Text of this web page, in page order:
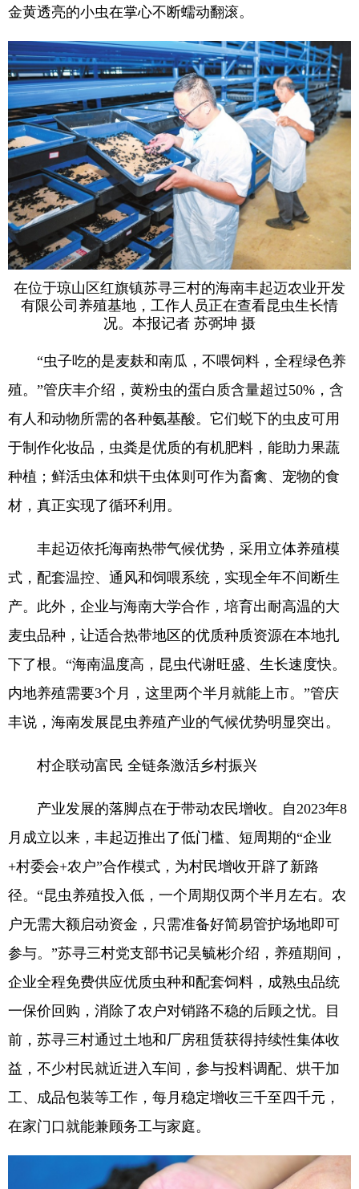
金黄透亮的小虫在掌心不断蠕动翻滚。
在位于琼山区红旗镇苏寻三村的海南丰起迈农业开发
有限公司养殖基地，工作人员正在查看昆虫生长情
况。本报记者 苏弼坤 摄
“虫子吃的是麦麸和南瓜，不喂饲料，全程绿色养
殖。”管庆丰介绍，黄粉虫的蛋白质含量超过50%，含
有人和动物所需的各种氨基酸。它们蜕下的虫皮可用
于制作化妆品，虫粪是优质的有机肥料，能助力果蔬
种植；鲜活虫体和烘干虫体则可作为畜禽、宠物的食
材，真正实现了循环利用。
丰起迈依托海南热带气候优势，采用立体养殖模
式，配套温控、通风和饲喂系统，实现全年不间断生
产。此外，企业与海南大学合作，培育出耐高温的大
麦虫品种，让适合热带地区的优质种质资源在本地扎
下了根。“海南温度高，昆虫代谢旺盛、生长速度快。
内地养殖需要3个月，这里两个半月就能上市。”管庆
丰说，海南发展昆虫养殖产业的气候优势明显突出。
村企联动富民 全链条激活乡村振兴
产业发展的落脚点在于带动农民增收。自2023年8
月成立以来，丰起迈推出了低门槛、短周期的“企业
+村委会+农户”合作模式，为村民增收开辟了新路
径。“昆虫养殖投入低，一个周期仅两个半月左右。农
户无需大额启动资金，只需准备好简易管护场地即可
参与。”苏寻三村党支部书记吴毓彬介绍，养殖期间，
企业全程免费供应优质虫种和配套饲料，成熟虫品统
一保价回购，消除了农户对销路不稳的后顾之忧。目
前，苏寻三村通过土地和厂房租赁获得持续性集体收
益，不少村民就近进入车间，参与投料调配、烘干加
工、成品包装等工作，每月稳定增收三千至四千元，
在家门口就能兼顾务工与家庭。